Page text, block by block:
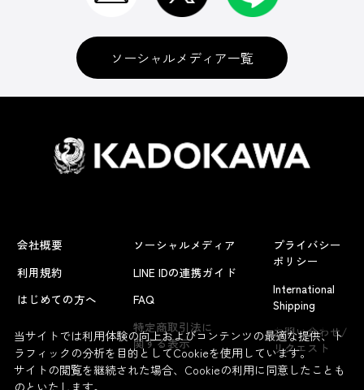
よくあるお問い合わせ
ソーシャルメディア一覧
会社概要
利用規約
はじめての方へ
ソーシャルメディア
LINE IDの連携ガイド
FAQ
特定商取引法に
関する表示
プライバシー
ポリシー
International
Shipping
お問い合わせ/
リクエスト
当サイトでは利用体験の向上およびコンテンツの最適な提供、ト
ラフィックの分析を目的としてCookieを使用しています。
サイトの閲覧を継続された場合、Cookieの利用に同意したことも